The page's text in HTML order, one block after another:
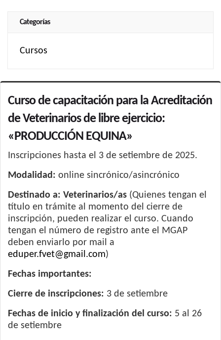
Categorías
Cursos
Curso de capacitación para la Acreditación
de Veterinarios de libre ejercicio:
«PRODUCCIÓN EQUINA»
Inscripciones hasta el 3 de setiembre de 2025.
Modalidad: online sincrónico/asincrónico
Destinado a: Veterinarios/as (Quienes tengan el
título en trámite al momento del cierre de
inscripción, pueden realizar el curso. Cuando
tengan el número de registro ante el MGAP
deben enviarlo por mail a
eduper.fvet@gmail.com)
Fechas importantes:
Cierre de inscripciones: 3 de setiembre
Fechas de inicio y finalización del curso: 5 al 26
de setiembre